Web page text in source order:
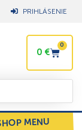
PRIHLÁSENIE
0 €
0
MENU